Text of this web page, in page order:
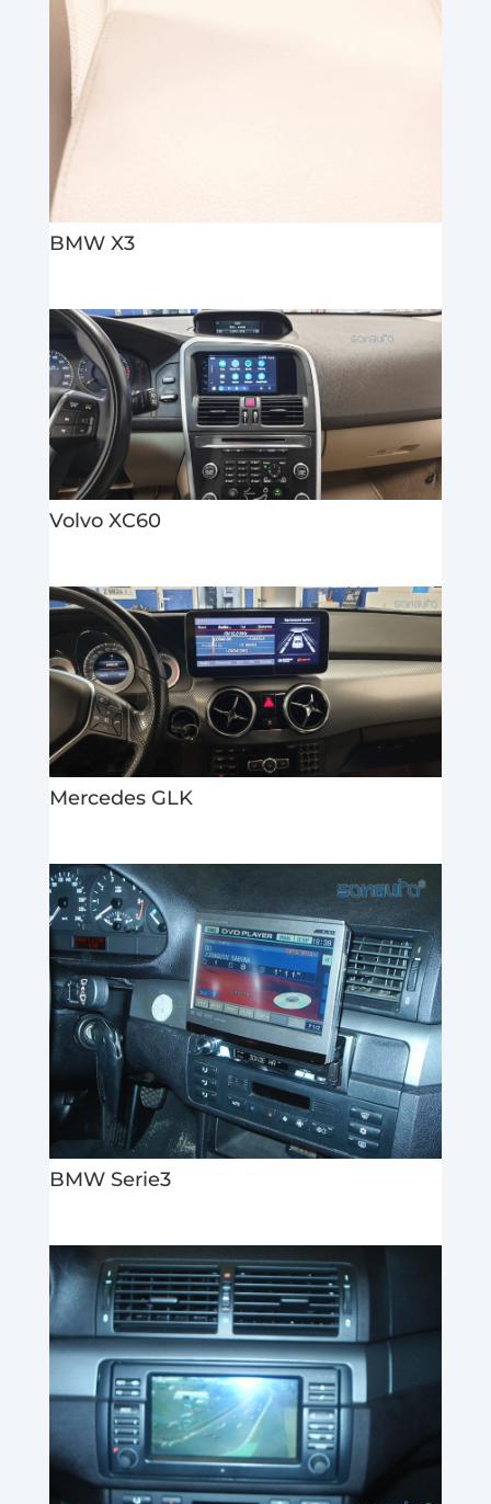
BMW X3
Volvo XC60
Mercedes GLK
BMW Serie3